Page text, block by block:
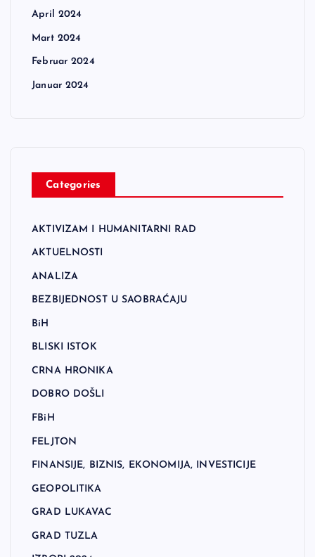
April 2024
Mart 2024
Februar 2024
Januar 2024
Categories
AKTIVIZAM I HUMANITARNI RAD
AKTUELNOSTI
ANALIZA
BEZBIJEDNOST U SAOBRAĆAJU
BiH
BLISKI ISTOK
CRNA HRONIKA
DOBRO DOŠLI
FBiH
FELJTON
FINANSIJE, BIZNIS, EKONOMIJA, INVESTICIJE
GEOPOLITIKA
GRAD LUKAVAC
GRAD TUZLA